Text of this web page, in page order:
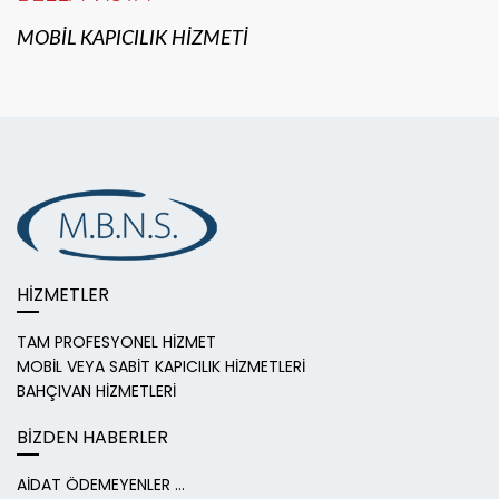
MOBİL KAPICILIK HİZMETİ
HİZMETLER
TAM PROFESYONEL HİZMET
MOBİL VEYA SABİT KAPICILIK HİZMETLERİ
BAHÇIVAN HİZMETLERİ
BİZDEN HABERLER
AİDAT ÖDEMEYENLER ...